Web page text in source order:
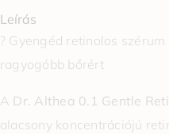
Leírás
? Gyengéd retinolos
ragyogóbb bőrért
A Dr. Althea 0.1 Gentle
alacsony koncentrációjú